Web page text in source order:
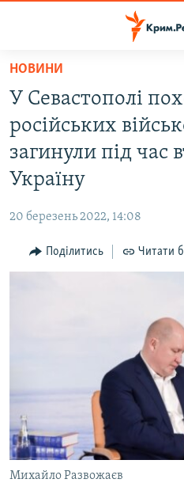
Перейти
основного
матеріалу
Перейти
до
основної
Перейти
пошуку
ВІДЕО ТА ФОТО
ПОЛІТИКА
ПОГЛЯД
ІНТЕРВ'Ю
ВІДЕОУРОКИ «ELIFBE»
СВІДЧЕННЯ ОКУПАЦІЇ
УКРАЇНСЬКА ПРОБЛЕМА КРИМУ
ІНФОГРАФІКА
ЯК ОБІЙТИ БЛОКУВАННЯ
ДОЛУЧАЙСЯ!
НОВИНИ
У Севастополі
російських
загинули під час
Україну
20 березень 2022, 14:08
Поділитись Читати
Михайло Развожаєв